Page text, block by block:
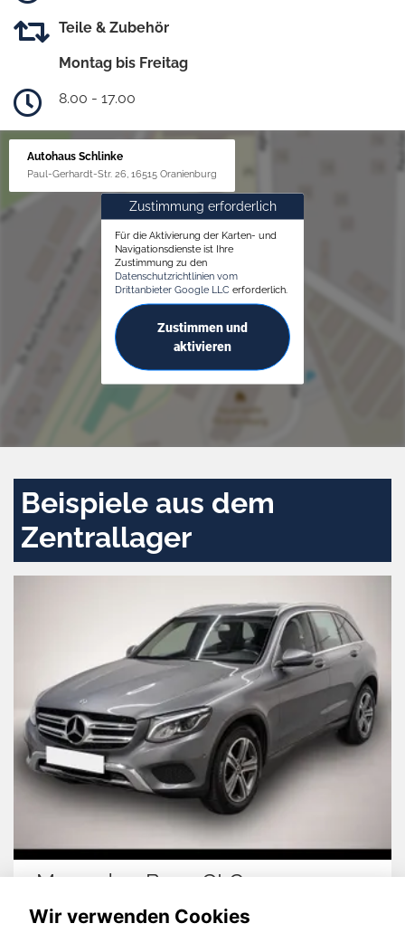
Teile & Zubehör
Montag bis Freitag
8.00 - 17.00
Autohaus Schlinke
Paul-Gerhardt-Str. 26, 16515 Oranienburg
Zustimmung erforderlich
Für die Aktivierung der Karten- und
Navigationsdienste ist Ihre
Zustimmung zu den
Datenschutzrichtlinien vom
Drittanbieter Google LLC erforderlich.
Zustimmen und
aktivieren
Beispiele aus dem
Zentrallager
Mercedes-Benz GLC 350
Wir verwenden Cookies